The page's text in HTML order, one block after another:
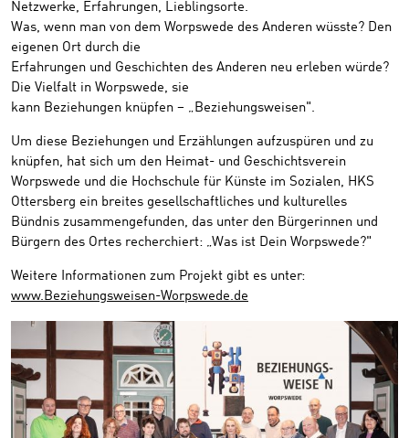
Netzwerke, Erfahrungen, Lieblingsorte.
Was, wenn man von dem Worpswede des Anderen wüsste? Den
eigenen Ort durch die
Erfahrungen und Geschichten des Anderen neu erleben würde?
Die Vielfalt in Worpswede, sie
kann Beziehungen knüpfen – „Beziehungsweisen".
Um diese Beziehungen und Erzählungen aufzuspüren und zu
knüpfen, hat sich um den Heimat- und Geschichtsverein
Worpswede und die Hochschule für Künste im Sozialen, HKS
Ottersberg ein breites gesellschaftliches und kulturelles
Bündnis zusammengefunden, das unter den Bürgerinnen und
Bürgern des Ortes recherchiert: „Was ist Dein Worpswede?"
Weitere Informationen zum Projekt gibt es unter:
www.Beziehungsweisen-Worpswede.de